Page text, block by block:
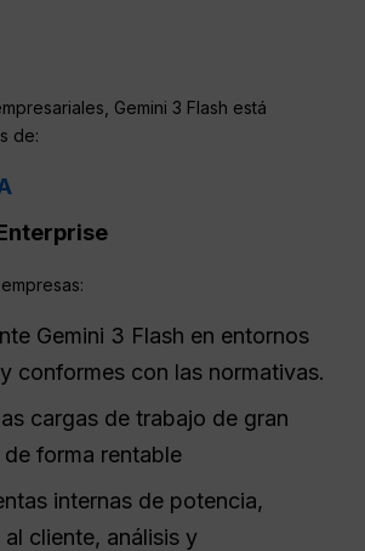
Gemini 3 Flash está
de:
Gemini 3 Flash en entornos
conformes con las normativas.
cargas de trabajo de gran
forma rentable
internas de potencia,
cliente, análisis y